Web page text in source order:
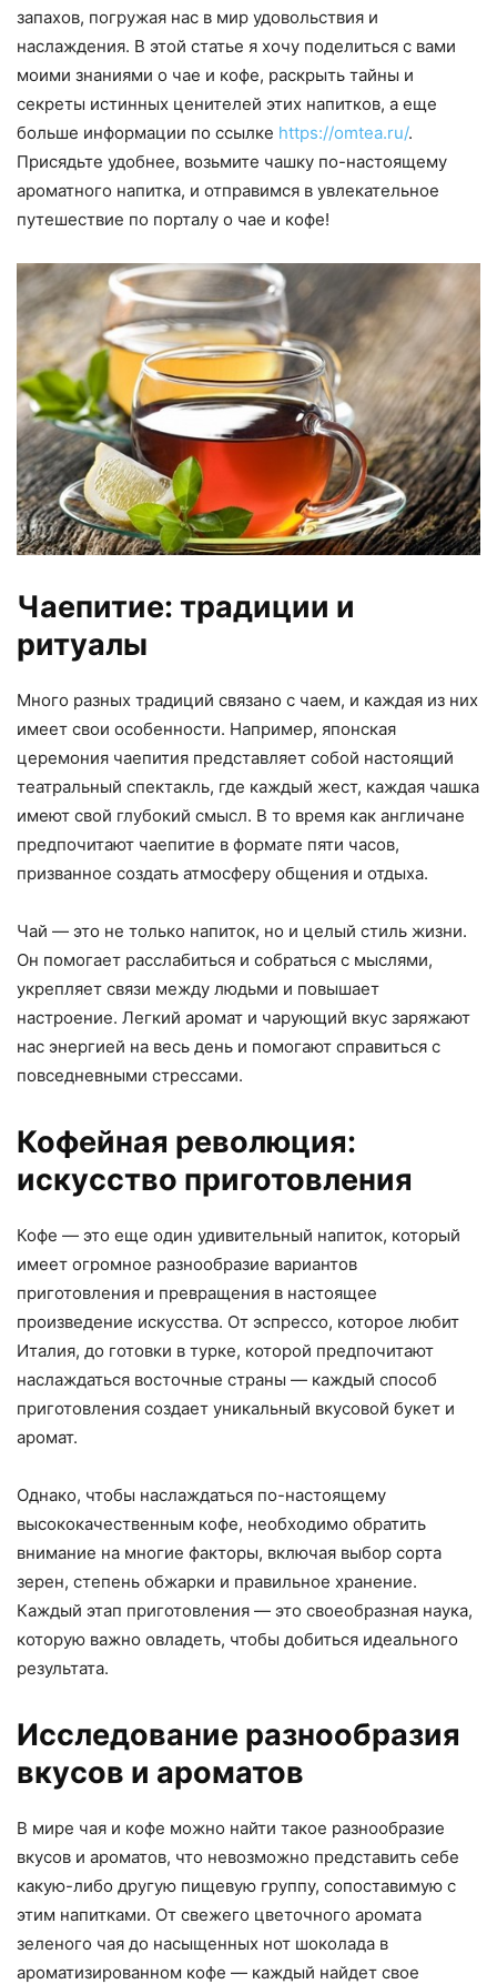
запахов, погружая нас в мир удовольствия и
наслаждения. В этой статье я хочу поделиться с вами
моими знаниями о чае и кофе, раскрыть тайны и
секреты истинных ценителей этих напитков, а еще
больше информации по ссылке https://omtea.ru/.
Присядьте удобнее, возьмите чашку по-настоящему
ароматного напитка, и отправимся в увлекательное
путешествие по порталу о чае и кофе!
Чаепитие: традиции и
ритуалы
Много разных традиций связано с чаем, и каждая из них
имеет свои особенности. Например, японская
церемония чаепития представляет собой настоящий
театральный спектакль, где каждый жест, каждая чашка
имеют свой глубокий смысл. В то время как англичане
предпочитают чаепитие в формате пяти часов,
призванное создать атмосферу общения и отдыха.
Чай — это не только напиток, но и целый стиль жизни.
Он помогает расслабиться и собраться с мыслями,
укрепляет связи между людьми и повышает
настроение. Легкий аромат и чарующий вкус заряжают
нас энергией на весь день и помогают справиться с
повседневными стрессами.
Кофейная революция:
искусство приготовления
Кофе — это еще один удивительный напиток, который
имеет огромное разнообразие вариантов
приготовления и превращения в настоящее
произведение искусства. От эспрессо, которое любит
Италия, до готовки в турке, которой предпочитают
наслаждаться восточные страны — каждый способ
приготовления создает уникальный вкусовой букет и
аромат.
Однако, чтобы наслаждаться по-настоящему
высококачественным кофе, необходимо обратить
внимание на многие факторы, включая выбор сорта
зерен, степень обжарки и правильное хранение.
Каждый этап приготовления — это своеобразная наука,
которую важно овладеть, чтобы добиться идеального
результата.
Исследование разнообразия
вкусов и ароматов
В мире чая и кофе можно найти такое разнообразие
вкусов и ароматов, что невозможно представить себе
какую-либо другую пищевую группу, сопоставимую с
этим напитками. От свежего цветочного аромата
зеленого чая до насыщенных нот шоколада в
ароматизированном кофе — каждый найдет свое